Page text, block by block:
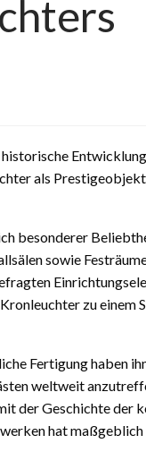
als
besonderer
sowie
zu einem
Fertigung haben
weltweit
der Geschichte der
hat